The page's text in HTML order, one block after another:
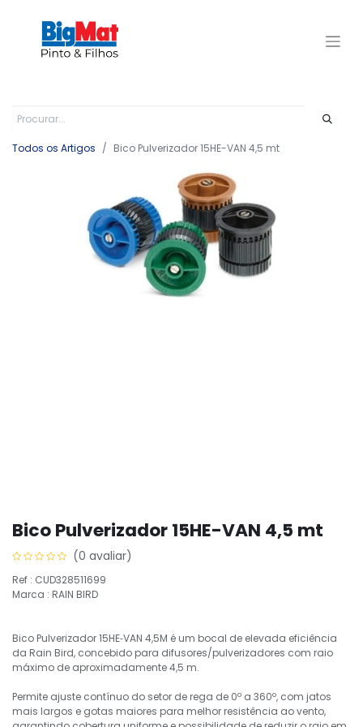
Todos os Artigos Bico Pulverizador 15HE-VAN 4,5 mt
Bico Pulverizador 15HE-VAN 4,5 mt
(0 avaliar)
Ref : CUD328511699
Marca : RAIN BIRD
Bico Pulverizador 15HE‑VAN 4,5M é um bocal de elevada eficiência
da Rain Bird, concebido para difusores/pulverizadores com raio
máximo de aproximadamente 4,5 m.
Permite ajuste contínuo do setor de rega de 0º a 360º, com jatos
mais largos e gotas maiores para melhor resistência ao vento,